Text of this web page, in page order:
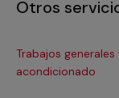
Otros
Trabajos
acondicionado